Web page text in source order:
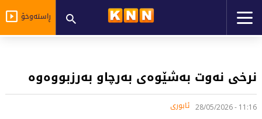
ڕاستەوخۆ
نرخی نەوت بەشێوەی بەرچاو بەرزبووەوە
11:16 - 28/05/2026 ئابوری